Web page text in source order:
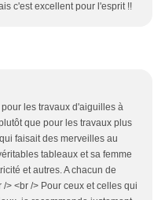
c'est excellent pour l'esprit !!
les travaux d'aiguilles à
que pour les travaux plus
faisait des merveilles au
tableaux et sa femme
et autres. A chacun de
> <br /> Pour ceux et celles qui